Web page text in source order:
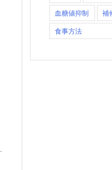
血糖値抑制
補
食事方法